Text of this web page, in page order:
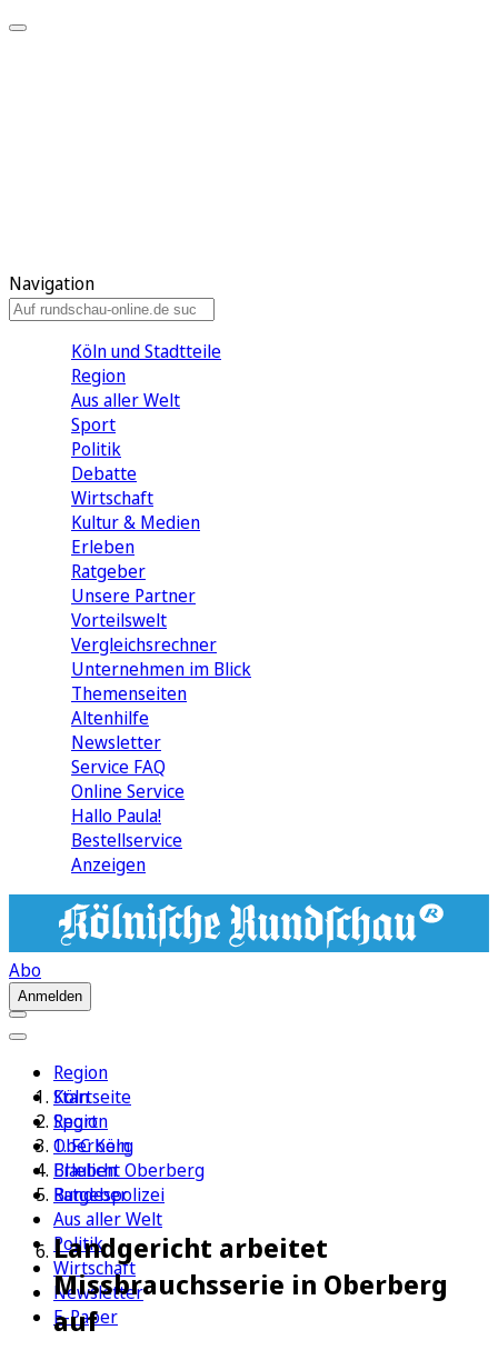
Navigation
Köln und Stadtteile
Region
Aus aller Welt
Sport
Politik
Debatte
Wirtschaft
Kultur & Medien
Erleben
Ratgeber
Unsere Partner
Vorteilswelt
Vergleichsrechner
Unternehmen im Blick
Themenseiten
Altenhilfe
Newsletter
Service FAQ
Online Service
Hallo Paula!
Bestellservice
Anzeigen
Abo
Anmelden
Region
Köln
Sport
1. FC Köln
Erleben
Ratgeber
Aus aller Welt
Politik
Wirtschaft
Newsletter
E-Paper
Startseite
Region
Oberberg
Blaulicht Oberberg
Bundespolizei
Landgericht arbeitet
Missbrauchsserie in Oberberg
auf